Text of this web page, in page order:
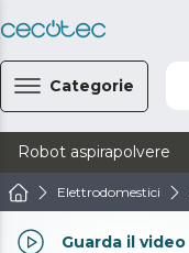
Categorie
Robot aspirapolvere
Elettrodomestici
Guarda il video